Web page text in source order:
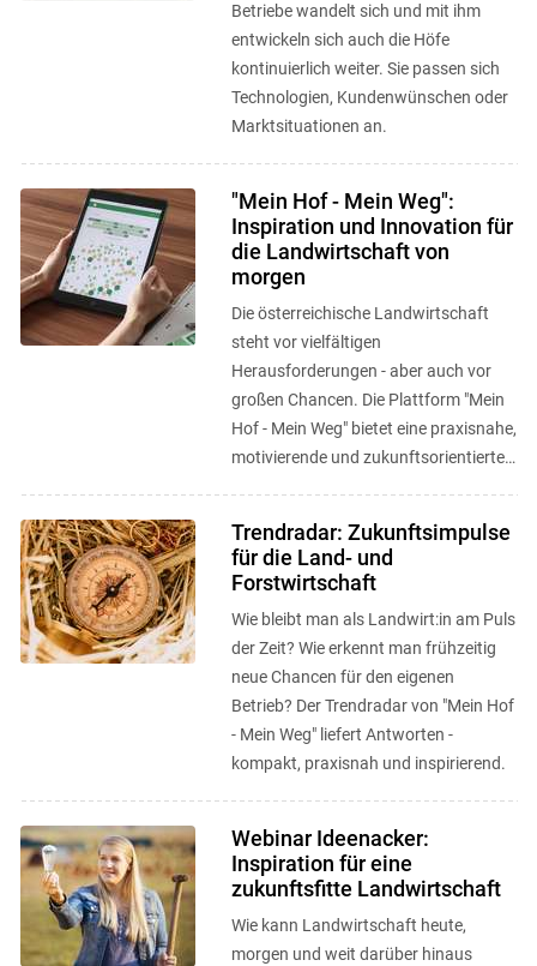
Betriebe wandelt sich und mit ihm
entwickeln sich auch die Höfe
kontinuierlich weiter. Sie passen sich
Technologien, Kundenwünschen oder
Marktsituationen an.
"Mein Hof - Mein Weg":
Inspiration und Innovation für
die Landwirtschaft von
morgen
Die österreichische Landwirtschaft
steht vor vielfältigen
Herausforderungen - aber auch vor
großen Chancen. Die Plattform "Mein
Hof - Mein Weg" bietet eine praxisnahe,
motivierende und zukunftsorientierte
Trendradar: Zukunftsimpulse
für die Land- und
Forstwirtschaft
Wie bleibt man als Landwirt:in am Puls
der Zeit? Wie erkennt man frühzeitig
neue Chancen für den eigenen
Betrieb? Der Trendradar von "Mein Hof
- Mein Weg" liefert Antworten -
kompakt, praxisnah und inspirierend.
Webinar Ideenacker:
Inspiration für eine
zukunftsfitte Landwirtschaft
Wie kann Landwirtschaft heute,
morgen und weit darüber hinaus